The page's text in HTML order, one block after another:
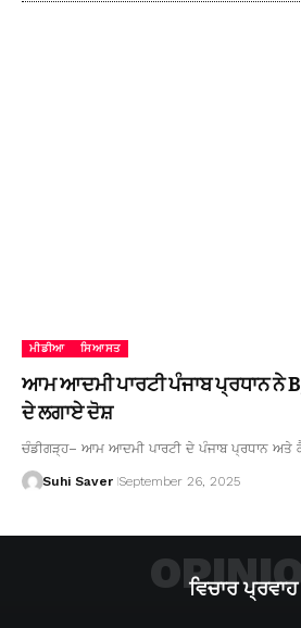
ਮੀਡੀਆ ਸਿਆਸਤ
ਆਮ ਆਦਮੀ ਪਾਰਟੀ ਪੰਜਾਬ ਪ੍ਰਧਾਨ ਨੇ
ਦੇ ਲਗਾਏ ਦੋਸ਼
ਚੰਡੀਗੜ੍ਹ– ਆਮ ਆਦਮੀ ਪਾਰਟੀ ਦੇ ਪੰਜਾਬ ਪ੍ਰਧਾਨ ਅਤੇ
Suhi Saver September 26, 2025
ਵਿਚਾਰ ਪ੍ਰਵਾਹ